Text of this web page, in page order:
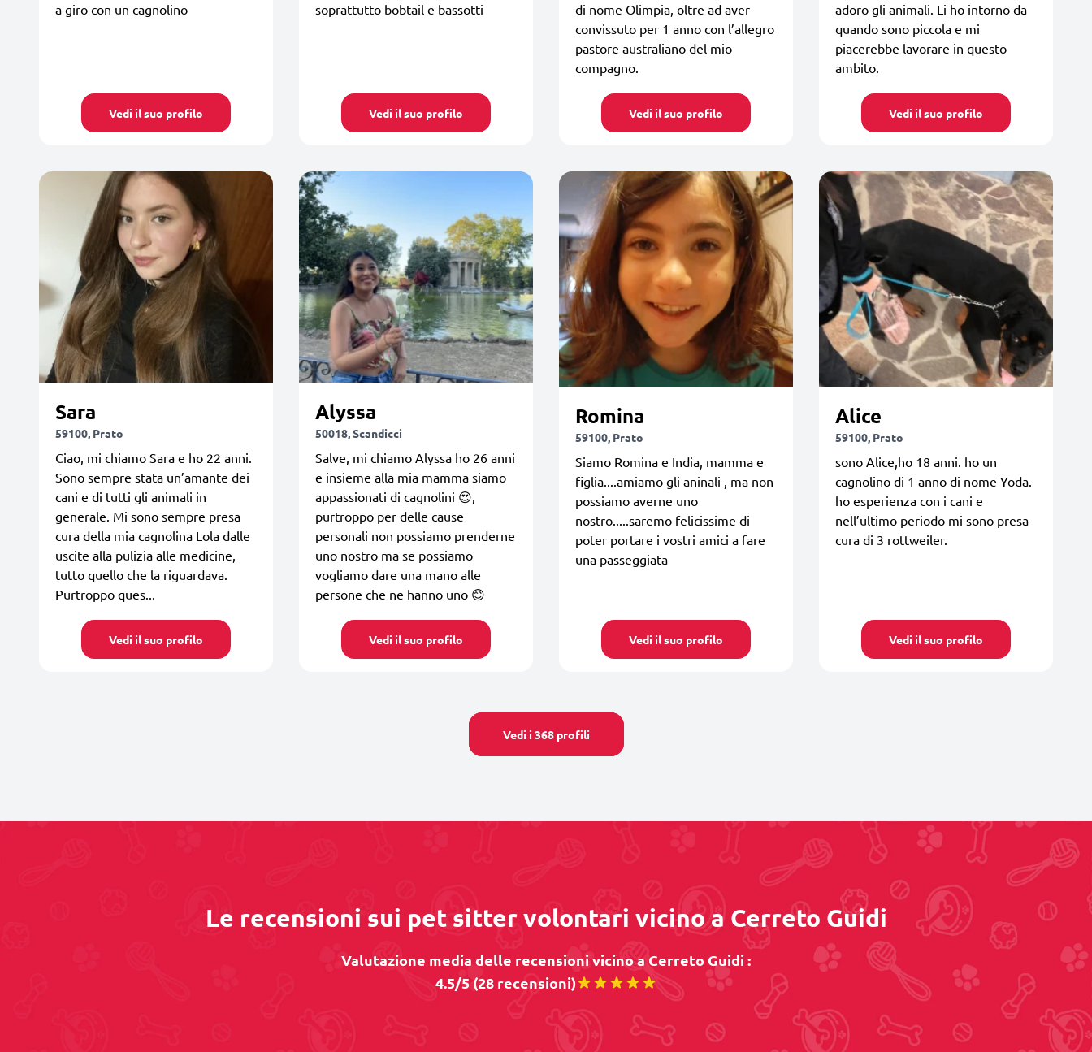
a giro con un cagnolino
Vedi il suo profilo
soprattutto bobtail e bassotti
Vedi il suo profilo
di nome Olimpia, oltre ad aver
convissuto per 1 anno con l’allegro
pastore australiano del mio
compagno.
Vedi il suo profilo
adoro gli animali. Li ho intorno da
quando sono piccola e mi
piacerebbe lavorare in questo
ambito.
Vedi il suo profilo
Sara
59100, Prato
Ciao, mi chiamo Sara e ho 22 anni.
Sono sempre stata un’amante dei
cani e di tutti gli animali in
generale. Mi sono sempre presa
cura della mia cagnolina Lola dalle
uscite alla pulizia alle medicine,
tutto quello che la riguardava.
Purtroppo ques...
Vedi il suo profilo
Alyssa
50018, Scandicci
Salve, mi chiamo Alyssa ho 26 anni
e insieme alla mia mamma siamo
appassionati di cagnolini 😍,
purtroppo per delle cause
personali non possiamo prenderne
uno nostro ma se possiamo
vogliamo dare una mano alle
persone che ne hanno uno 😊
Vedi il suo profilo
Romina
59100, Prato
Siamo Romina e India, mamma e
figlia....amiamo gli aninali , ma non
possiamo averne uno
nostro.....saremo felicissime di
poter portare i vostri amici a fare
una passeggiata
Vedi il suo profilo
Alice
59100, Prato
sono Alice,ho 18 anni. ho un
cagnolino di 1 anno di nome Yoda.
ho esperienza con i cani e
nell’ultimo periodo mi sono presa
cura di 3 rottweiler.
Vedi il suo profilo
Vedi i 368 profili
Le recensioni sui pet sitter volontari vicino a Cerreto Guidi
Valutazione media delle recensioni vicino a Cerreto Guidi :
4.5/5 (28 recensioni)